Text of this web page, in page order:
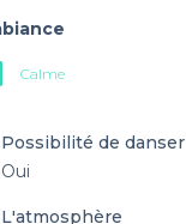
Calme
Possibilité de danser
Oui
L'atmosphère